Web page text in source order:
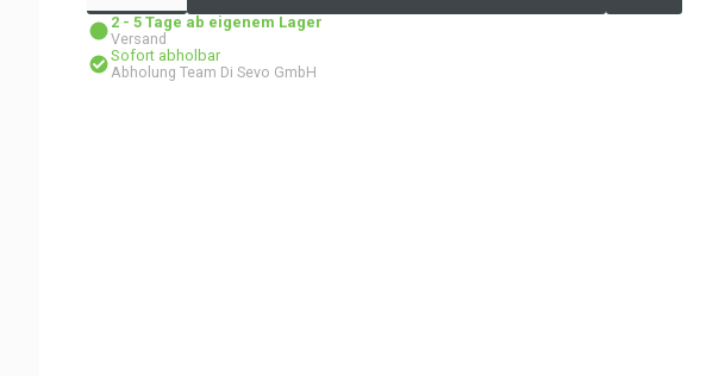
2 - 5 Tage ab eigenem Lager
Versand
Sofort abholbar
Abholung Team Di Sevo GmbH